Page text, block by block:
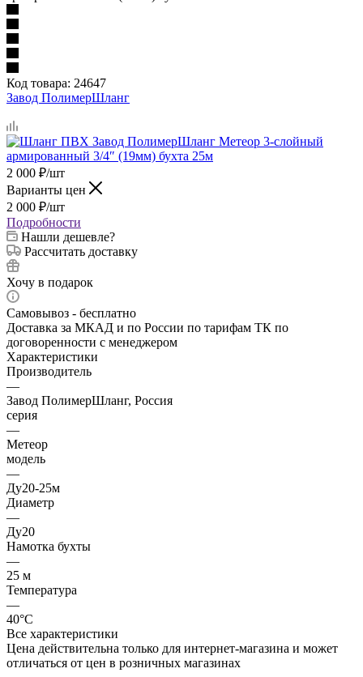
Код товара: 24647
Завод ПолимерШланг
2 000 ₽/шт
Варианты цен
2 000 ₽/шт
Подробности
Нашли дешевле?
Рассчитать доставку
Хочу в подарок
Самовывоз - бесплатно
Доставка за МКАД и по России по тарифам ТК по
договоренности с менеджером
Характеристики
Производитель
—
Завод ПолимерШланг, Россия
серия
—
Метеор
модель
—
Ду20-25м
Диаметр
—
Ду20
Намотка бухты
—
25 м
Температура
—
40°C
Все характеристики
Цена действительна только для интернет-магазина и может
отличаться от цен в розничных магазинах